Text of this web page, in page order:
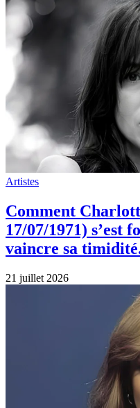
Artistes
Comment
17/07/1971) s’est
vaincre sa
21 juillet 2026